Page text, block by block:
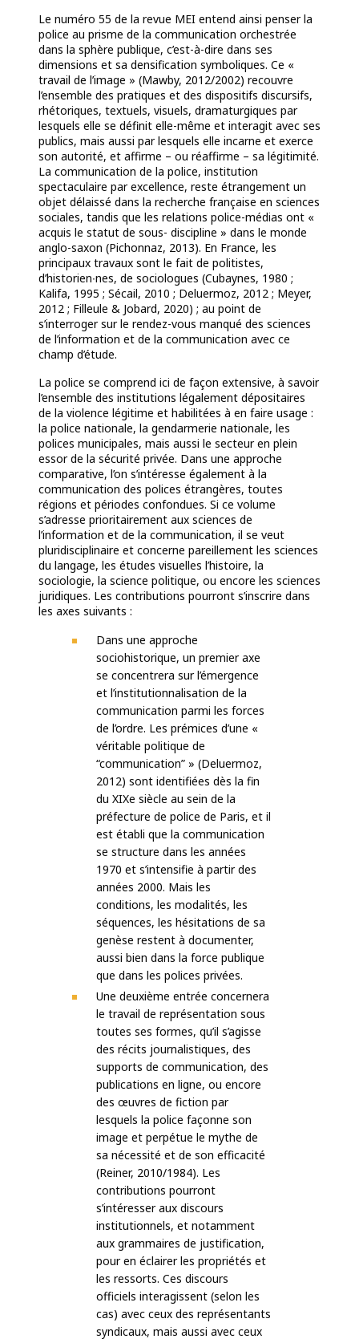
Le numéro 55 de la revue MEI entend ainsi penser la
police au prisme de la communication orchestrée
dans la sphère publique, c’est-à-dire dans ses
dimensions et sa densification symboliques. Ce «
travail de l’image » (Mawby, 2012/2002) recouvre
l’ensemble des pratiques et des dispositifs discursifs,
rhétoriques, textuels, visuels, dramaturgiques par
lesquels elle se définit elle-même et interagit avec ses
publics, mais aussi par lesquels elle incarne et exerce
son autorité, et affirme – ou réaffirme – sa légitimité.
La communication de la police, institution
spectaculaire par excellence, reste étrangement un
objet délaissé dans la recherche française en sciences
sociales, tandis que les relations police-médias ont «
acquis le statut de sous- discipline » dans le monde
anglo-saxon (Pichonnaz, 2013). En France, les
principaux travaux sont le fait de politistes,
d’historien∙nes, de sociologues (Cubaynes, 1980 ;
Kalifa, 1995 ; Sécail, 2010 ; Deluermoz, 2012 ; Meyer,
2012 ; Filleule & Jobard, 2020) ; au point de
s’interroger sur le rendez-vous manqué des sciences
de l’information et de la communication avec ce
champ d’étude.
La police se comprend ici de façon extensive, à savoir
l’ensemble des institutions légalement dépositaires
de la violence légitime et habilitées à en faire usage :
la police nationale, la gendarmerie nationale, les
polices municipales, mais aussi le secteur en plein
essor de la sécurité privée. Dans une approche
comparative, l’on s’intéresse également à la
communication des polices étrangères, toutes
régions et périodes confondues. Si ce volume
s’adresse prioritairement aux sciences de
l’information et de la communication, il se veut
pluridisciplinaire et concerne pareillement les sciences
du langage, les études visuelles l’histoire, la
sociologie, la science politique, ou encore les sciences
juridiques. Les contributions pourront s’inscrire dans
les axes suivants :
Dans une approche
sociohistorique, un premier axe
se concentrera sur l’émergence
et l’institutionnalisation de la
communication parmi les forces
de l’ordre. Les prémices d’une «
véritable politique de
“communication” » (Deluermoz,
2012) sont identifiées dès la fin
du XIXe siècle au sein de la
préfecture de police de Paris, et il
est établi que la communication
se structure dans les années
1970 et s’intensifie à partir des
années 2000. Mais les
conditions, les modalités, les
séquences, les hésitations de sa
genèse restent à documenter,
aussi bien dans la force publique
que dans les polices privées.
Une deuxième entrée concernera
le travail de représentation sous
toutes ses formes, qu’il s’agisse
des récits journalistiques, des
supports de communication, des
publications en ligne, ou encore
des œuvres de fiction par
lesquels la police façonne son
image et perpétue le mythe de
sa nécessité et de son efficacité
(Reiner, 2010/1984). Les
contributions pourront
s’intéresser aux discours
institutionnels, et notamment
aux grammaires de justification,
pour en éclairer les propriétés et
les ressorts. Ces discours
officiels interagissent (selon les
cas) avec ceux des représentants
syndicaux, mais aussi avec ceux